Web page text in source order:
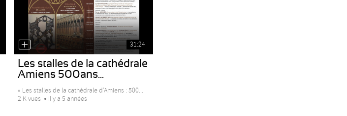
31:24
Les stalles de la cathédrale
Amiens 500ans...
« Les stalles de la cathédrale d’Amiens : 500...
2 K vues
Il y a 5 années